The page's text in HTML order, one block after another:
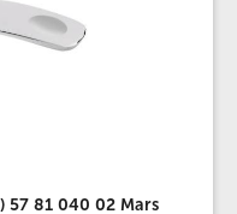
57 81 040 02 Mars